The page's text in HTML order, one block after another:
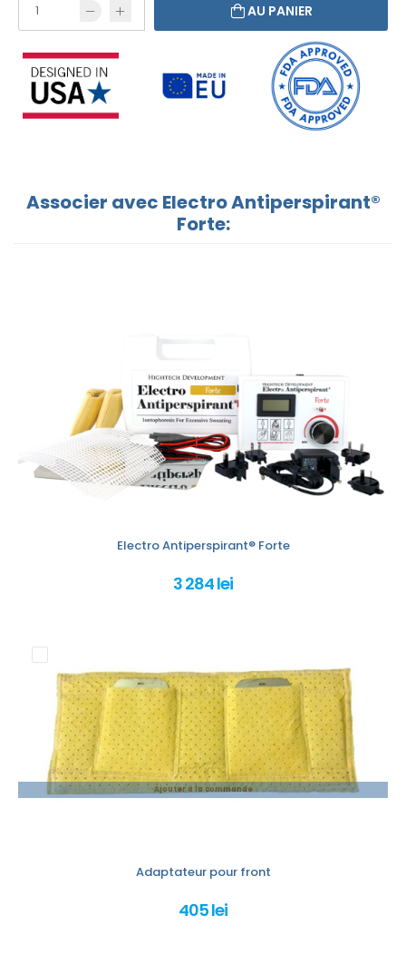
AU PANIER
Associer avec Electro Antiperspirant®
Forte:
Electro Antiperspirant® Forte
3 284 lei
Ajouter à la commande
Adaptateur pour front
405 lei